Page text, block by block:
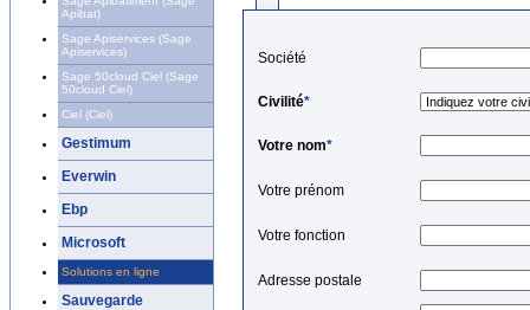
Apibat)
Sage Apiservices (Sage
Apiservices)
Sage 50cloud Ciel (Sage
50cloud Ciel)
Ciel (Ciel)
Gestimum
Everwin
Ebp
Microsoft
Solutions en ligne
Sauvegarde
Société
Civilité*
Votre nom*
Votre prénom
Votre fonction
Adresse postale